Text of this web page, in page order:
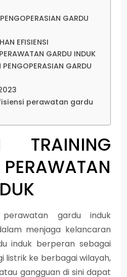
GARDU
EFISIENSI
GARDU INDUK
GARDU
perawatan gardu
TRAINING
perawatan gardu induk
menjaga kelancaran
induk berperan sebagai
listrik ke berbagai wilayah,
gangguan di sini dapat